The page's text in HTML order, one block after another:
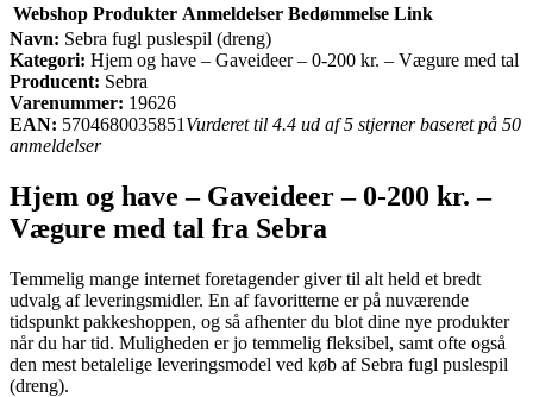
Webshop Produkter Anmeldelser Bedømmelse Link
Navn: Sebra fugl puslespil (dreng)
Kategori: Hjem og have – Gaveideer – 0-200 kr. – Vægure med tal
Producent: Sebra
Varenummer: 19626
EAN: 5704680035851 Vurderet til 4.4 ud af 5 stjerner baseret på 50
anmeldelser
Hjem og have – Gaveideer – 0-200 kr. –
Vægure med tal fra Sebra
Temmelig mange internet foretagender giver til alt held et bredt
udvalg af leveringsmidler. En af favoritterne er på nuværende
tidspunkt pakkeshoppen, og så afhenter du blot dine nye produkter
når du har tid. Muligheden er jo temmelig fleksibel, samt ofte også
den mest betalelige leveringsmodel ved køb af Sebra fugl puslespil
(dreng).